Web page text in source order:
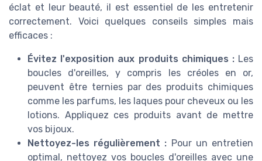
éclat et leur beauté, il est essentiel de les entretenir
correctement. Voici quelques conseils simples mais
efficaces :
Évitez l'exposition aux produits chimiques :Les
boucles d'oreilles, y compris les créoles en or,
peuvent être ternies par des produits chimiques
comme les parfums, les laques pour cheveux ou les
lotions. Appliquez ces produits avant de mettre
vos bijoux.
Nettoyez-les régulièrement : Pour un entretien
optimal, nettoyez vos boucles d'oreilles avec une